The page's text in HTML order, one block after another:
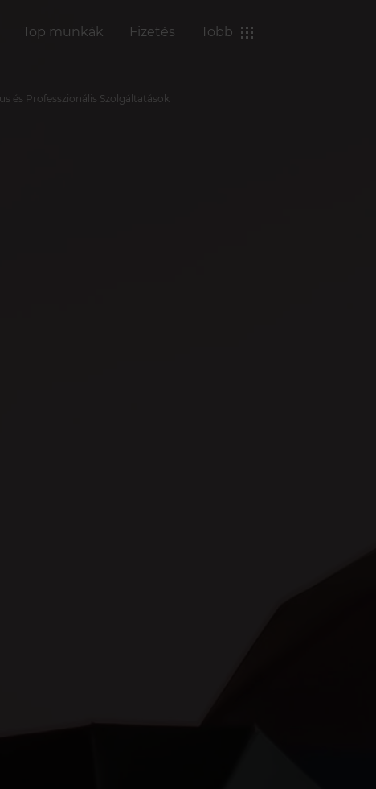
Top munkák Fizetés Több
és Professzionális Szolgáltatások